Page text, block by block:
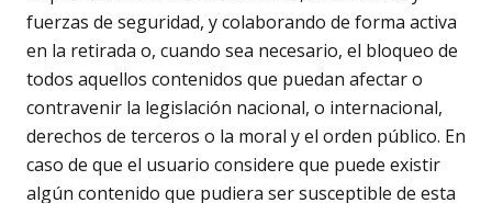
fuerzas de seguridad, y colaborando de forma activa
en la retirada o, cuando sea necesario, el bloqueo de
todos aquellos contenidos que puedan afectar o
contravenir la legislación nacional, o internacional,
derechos de terceros o la moral y el orden público. En
caso de que el usuario considere que puede existir
algún contenido que pudiera ser susceptible de esta